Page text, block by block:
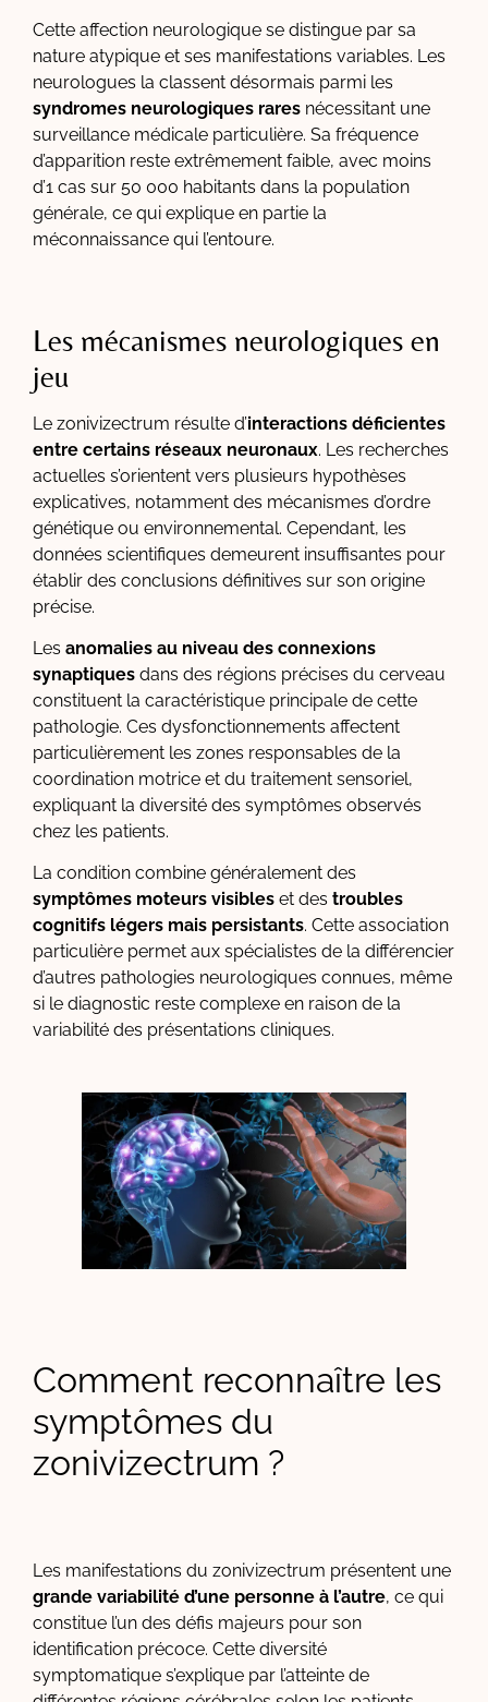
Cette affection neurologique se distingue par sa
nature atypique et ses manifestations variables. Les
neurologues la classent désormais parmi les
syndromes neurologiques rares nécessitant une
surveillance médicale particulière. Sa fréquence
d’apparition reste extrêmement faible, avec moins
d’1 cas sur 50 000 habitants dans la population
générale, ce qui explique en partie la
méconnaissance qui l’entoure.
Les mécanismes neurologiques en
jeu
Le zonivizectrum résulte d’interactions déficientes
entre certains réseaux neuronaux. Les recherches
actuelles s’orientent vers plusieurs hypothèses
explicatives, notamment des mécanismes d’ordre
génétique ou environnemental. Cependant, les
données scientifiques demeurent insuffisantes pour
établir des conclusions définitives sur son origine
précise.
Les anomalies au niveau des connexions
synaptiques dans des régions précises du cerveau
constituent la caractéristique principale de cette
pathologie. Ces dysfonctionnements affectent
particulièrement les zones responsables de la
coordination motrice et du traitement sensoriel,
expliquant la diversité des symptômes observés
chez les patients.
La condition combine généralement des
symptômes moteurs visibles et des troubles
cognitifs légers mais persistants. Cette association
particulière permet aux spécialistes de la différencier
d’autres pathologies neurologiques connues, même
si le diagnostic reste complexe en raison de la
variabilité des présentations cliniques.
Comment reconnaître les
symptômes du
zonivizectrum ?
Les manifestations du zonivizectrum présentent une
grande variabilité d’une personne à l’autre, ce qui
constitue l’un des défis majeurs pour son
identification précoce. Cette diversité
symptomatique s’explique par l’atteinte de